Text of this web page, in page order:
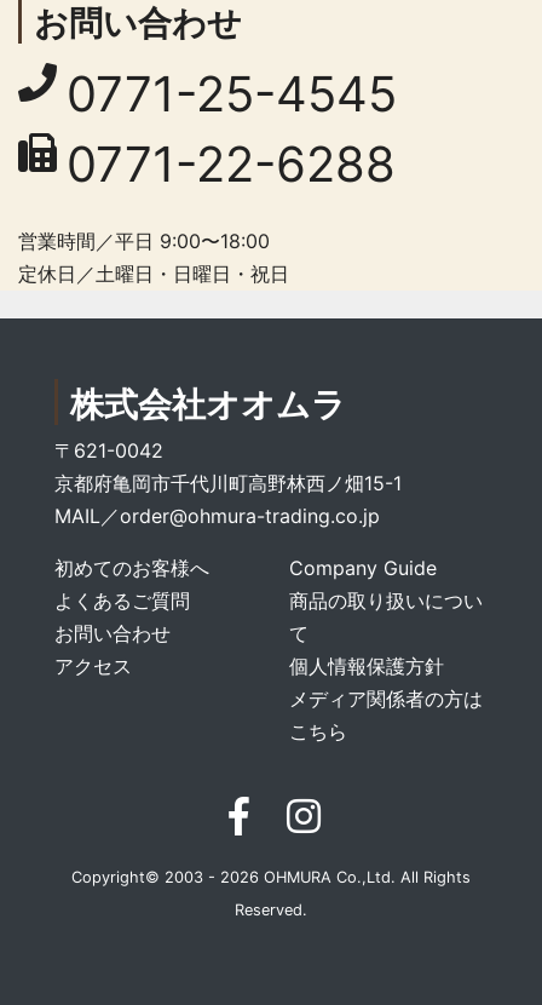
お問い合わせ
0771-25-4545
0771-22-6288
営業時間／平日 9:00〜18:00
定休日／土曜日・日曜日・祝日
株式会社オオムラ
〒621-0042
京都府亀岡市千代川町高野林西ノ畑15-1
MAIL／order@ohmura-trading.co.jp
初めてのお客様へ
よくあるご質問
お問い合わせ
アクセス
Company Guide
商品の取り扱いについ
て
個人情報保護方針
メディア関係者の方は
こちら
Copyright© 2003 - 2026 OHMURA Co.,Ltd. All Rights
Reserved.